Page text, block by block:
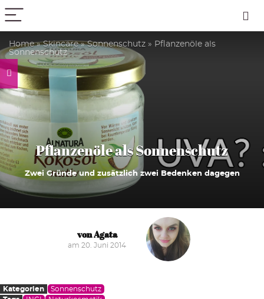
Home»Skincare»Sonnenschutz » Pflanzenöle als
Sonnenschutz
Pflanzenöle als Sonnenschutz
Zwei Gründe und zusätzlich zwei Bedenken dagegen
von Agata
am 20. Juni 2014
Kategorien
Sonnenschutz